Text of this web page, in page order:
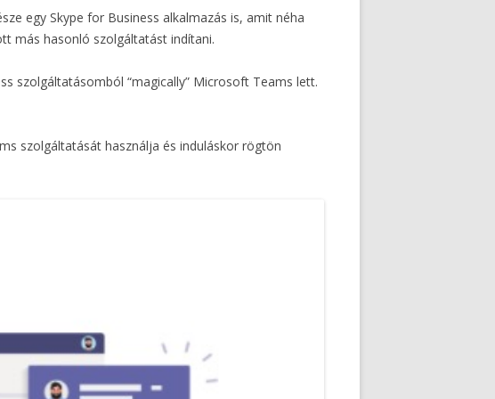
egy Skype for Business alkalmazás is, amit néha
más hasonló szolgáltatást indítani.
szolgáltatásomból “magically” Microsoft Teams lett.
szolgáltatását használja és induláskor rögtön